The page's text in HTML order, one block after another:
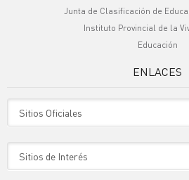
Junta de Clasificación de
Instituto Provincial de la
Educación
ENLACES